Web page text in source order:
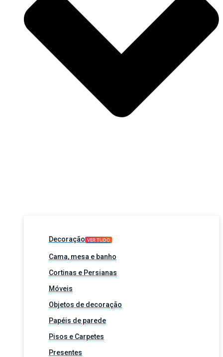
Decoração VER TUDO
Cama, mesa e banho
Cortinas e Persianas
Móveis
Objetos de decoração
Papéis de parede
Pisos e Carpetes
Presentes